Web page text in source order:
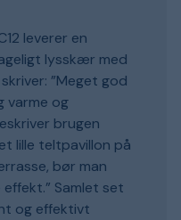
leverer en
lysskær med
”Meget god
varme og
brugen
lille teltpavillon på
bør man
Samlet set
og effektivt